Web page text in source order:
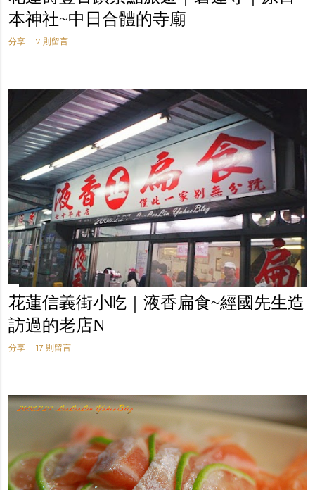
本神社~中日合體的寺廟
分享 7 則留言
花蓮信義街小吃｜液香扁食~經國先生造
訪過的老店N
分享 17 則留言